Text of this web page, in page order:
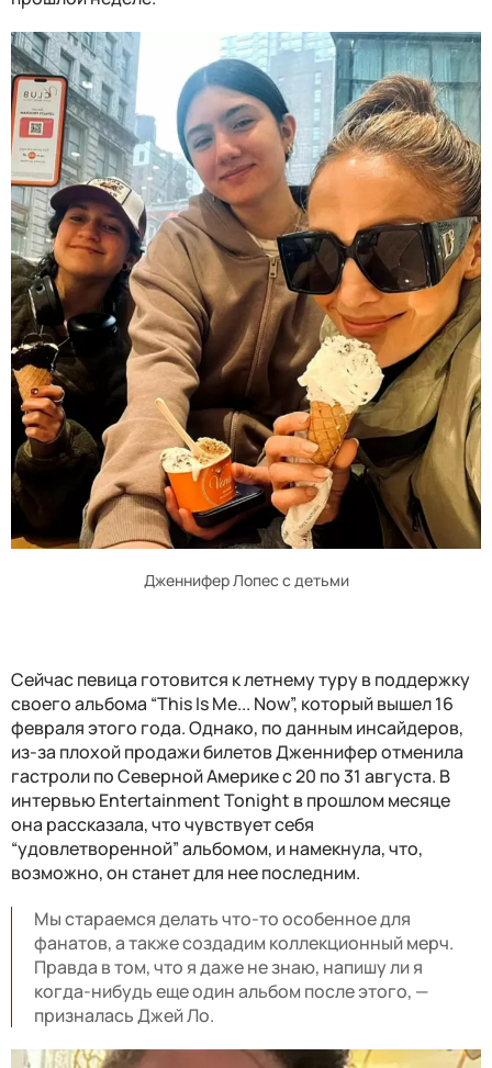
Дженнифер Лопес с детьми
Сейчас певица готовится к летнему туру в поддержку
своего альбома “This Is Me... Now”, который вышел 16
февраля этого года. Однако, по данным инсайдеров,
из-за плохой продажи билетов Дженнифер отменила
гастроли по Северной Америке с 20 по 31 августа. В
интервью Entertainment Tonight в прошлом месяце
она рассказала, что чувствует себя
“удовлетворенной” альбомом, и намекнула, что,
возможно, он станет для нее последним.
Мы стараемся делать что-то особенное для
фанатов, а также создадим коллекционный мерч.
Правда в том, что я даже не знаю, напишу ли я
когда-нибудь еще один альбом после этого, —
призналась Джей Ло.